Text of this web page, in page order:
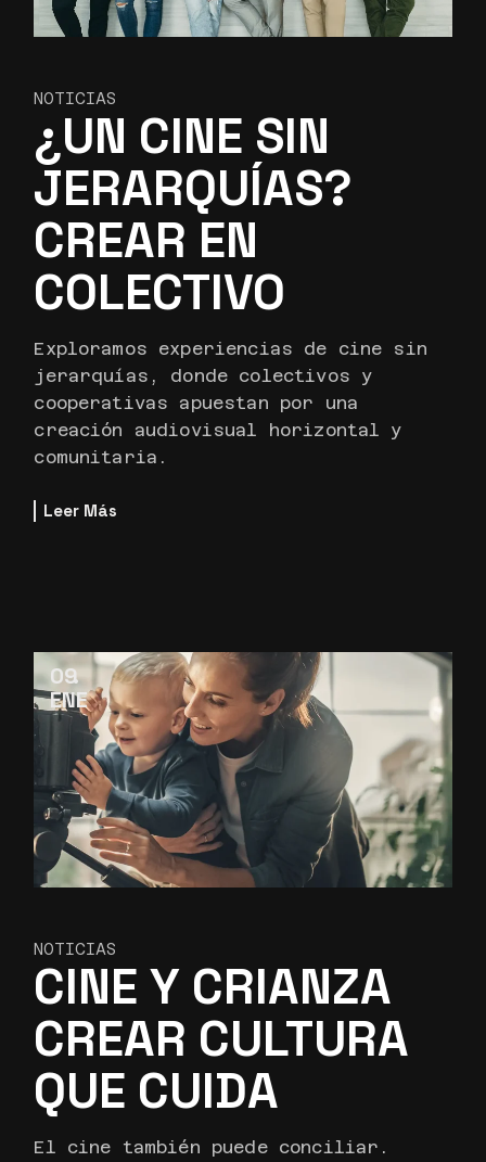
NOTICIAS
¿UN CINE SIN
JERARQUÍAS?
CREAR EN
COLECTIVO
Exploramos experiencias de cine sin
jerarquías, donde colectivos y
cooperativas apuestan por una
creación audiovisual horizontal y
comunitaria.
Leer Más
09
ENE
NOTICIAS
CINE Y CRIANZA
CREAR CULTURA
QUE CUIDA
El cine también puede conciliar.